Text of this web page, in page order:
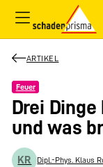
ARTIKEL
Feuer
Drei
und was
KR Dipl.-Phys. Klaus